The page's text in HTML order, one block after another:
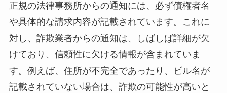
正規の法律事務所からの通知には、必ず債権者名
や具体的な請求内容が記載されています。これに
対し、詐欺業者からの通知は、しばしば詳細が欠
けており、信頼性に欠ける情報が含まれていま
す。例えば、住所が不完全であったり、ビル名が
記載されていない場合は、詐欺の可能性が高いと